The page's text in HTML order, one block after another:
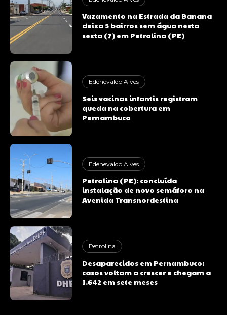
Vazamento na Estrada da Banana
deixa 5 bairros sem água nesta
sexta (7) em Petrolina (PE)
Edenevaldo Alves
Seis vacinas infantis registram
queda na cobertura em
Pernambuco
Edenevaldo Alves
Petrolina (PE): concluída
instalação de novo semáforo na
Avenida Transnordestina
Petrolina
Desaparecidos em Pernambuco:
casos voltam a crescer e chegam a
1.642 em sete meses